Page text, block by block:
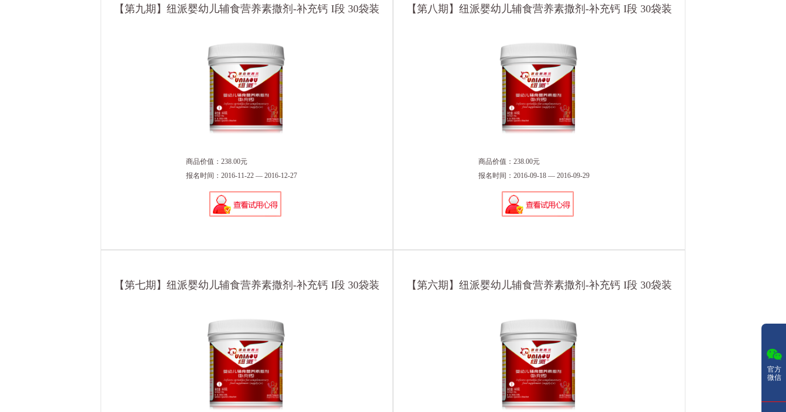
【第九期】纽派婴幼儿辅食营养素撒剂-补充钙 I段 30袋装
商品价值：238.00元
报名时间：2016-11-22 — 2016-12-27
【第八期】纽派婴幼儿辅食营养素撒剂-补充钙 I段 30袋装
商品价值：238.00元
报名时间：2016-09-18 — 2016-09-29
【第七期】纽派婴幼儿辅食营养素撒剂-补充钙 I段 30袋装 【第六期】纽派婴幼儿辅食营养素撒剂-补充钙 I段 30袋装
官方
微信